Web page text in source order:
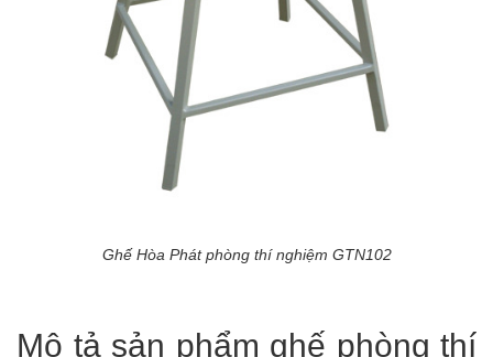
Ghế Hòa Phát phòng thí nghiệm GTN102
Mô tả sản phẩm ghế phòng thí